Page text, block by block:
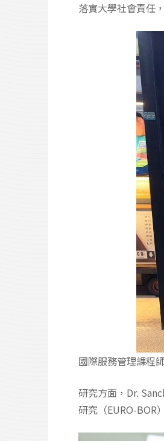
落實大學社會責任
國際服務管理課程
研究方面，Dr.
研究（EURO-BOR